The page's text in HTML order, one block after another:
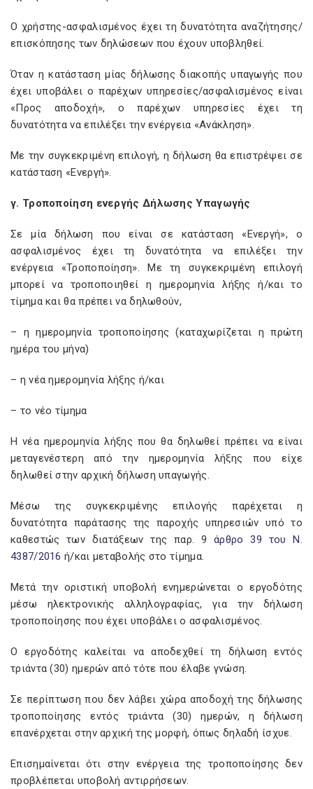
Ο χρήστης-ασφαλισμένος έχει τη δυνατότητα αναζήτησης/
επισκόπησης των δηλώσεων που έχουν υποβληθεί.
Όταν η κατάσταση μίας δήλωσης διακοπής υπαγωγής που
έχει υποβάλει ο παρέχων υπηρεσίες/ασφαλισμένος είναι
«Προς αποδοχή», ο παρέχων υπηρεσίες έχει τη
δυνατότητα να επιλέξει την ενέργεια «Ανάκληση».
Με την συγκεκριμένη επιλογή, η δήλωση θα επιστρέψει σε
κατάσταση «Ενεργή».
γ. Τροποποίηση ενεργής Δήλωσης Υπαγωγής
Σε μία δήλωση που είναι σε κατάσταση «Ενεργή», ο
ασφαλισμένος έχει τη δυνατότητα να επιλέξει την
ενέργεια «Τροποποίηση». Με τη συγκεκριμένη επιλογή
μπορεί να τροποποιηθεί η ημερομηνία λήξης ή/και το
τίμημα και θα πρέπει να δηλωθούν,
– η ημερομηνία τροποποίησης (καταχωρίζεται η πρώτη
ημέρα του μήνα)
– η νέα ημερομηνία λήξης ή/και
– το νέο τίμημα
Η νέα ημερομηνία λήξης που θα δηλωθεί πρέπει να είναι
μεταγενέστερη από την ημερομηνία λήξης που είχε
δηλωθεί στην αρχική δήλωση υπαγωγής.
Μέσω της συγκεκριμένης επιλογής παρέχεται η
δυνατότητα παράτασης της παροχής υπηρεσιών υπό το
καθεστώς των διατάξεων της παρ. 9άρθρο 39 του Ν.
4387/2016 ή/και μεταβολής στο τίμημα.
Μετά την οριστική υποβολή ενημερώνεται ο εργοδότης
μέσω ηλεκτρονικής αλληλογραφίας, για την δήλωση
τροποποίησης που έχει υποβάλει ο ασφαλισμένος.
Ο εργοδότης καλείται να αποδεχθεί τη δήλωση εντός
τριάντα (30) ημερών από τότε που έλαβε γνώση.
Σε περίπτωση που δεν λάβει χώρα αποδοχή της δήλωσης
τροποποίησης εντός τριάντα (30) ημερών, η δήλωση
επανέρχεται στην αρχική της μορφή, όπως δηλαδή ίσχυε.
Επισημαίνεται ότι στην ενέργεια της τροποποίησης δεν
προβλέπεται υποβολή αντιρρήσεων.